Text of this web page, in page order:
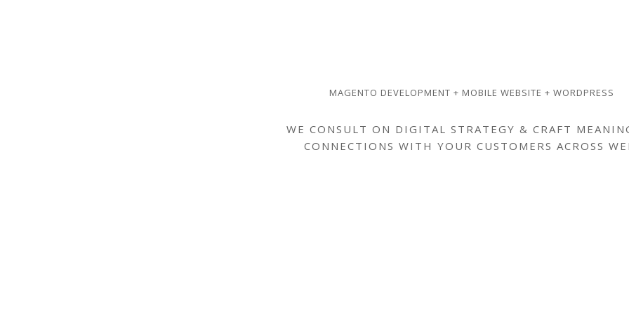
MAGENTO DEVELOPMENT + MOBILE WEBSITE + WORDPRESS
WE CONSULT ON DIGITAL STRATEGY & CRAFT
CONNECTIONS WITH YOUR CUSTOMERS ACROSS